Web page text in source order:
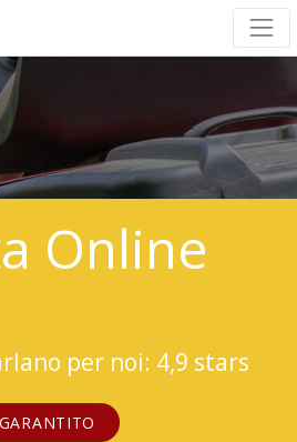
Online
per noi: 4,9 stars